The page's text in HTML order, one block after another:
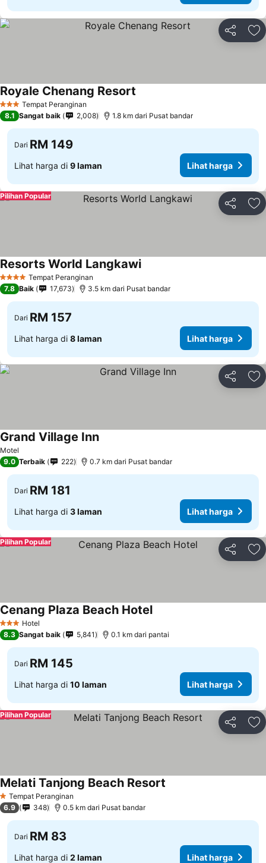
Kongsi
3 BintangTempat Peranginan
Royale Chenang Resort
8.1 Sangat baik 2,008 1.8 km dari Pusat bandar
Dari RM 149
Lihat harga di 9 laman Lihat harga
Kongsi
Pilihan Popular
4 BintangTempat Peranginan
Resorts World Langkawi
7.8 Baik 17,673 3.5 km dari Pusat bandar
Dari RM 157
Lihat harga di 8 laman Lihat harga
Kongsi
Motel
Grand Village Inn
9.0 Terbaik 222 0.7 km dari Pusat bandar
Dari RM 181
Lihat harga di 3 laman Lihat harga
Kongsi
Pilihan Popular
3 BintangHotel
Cenang Plaza Beach Hotel
8.3 Sangat baik 5,841 0.1 km dari pantai
Dari RM 145
Lihat harga di 10 laman Lihat harga
Kongsi
Pilihan Popular
1 Bintang
Tempat Peranginan
Melati Tanjong Beach Resort
6.9 348 0.5 km dari Pusat bandar
Dari RM 83
Lihat harga di 2 laman Lihat harga